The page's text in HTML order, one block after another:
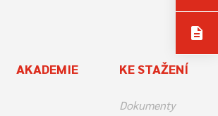
description
AKADEMIE KE STAŽENÍ
Dokumenty